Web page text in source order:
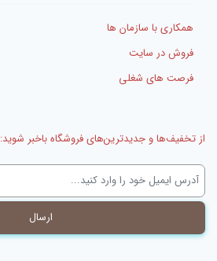
همکاری با سازمان ها
فروش در سایت
فرصت های شغلی
از تخفیف‌ها و جدیدترین‌های فروشگاه باخبر شوید: